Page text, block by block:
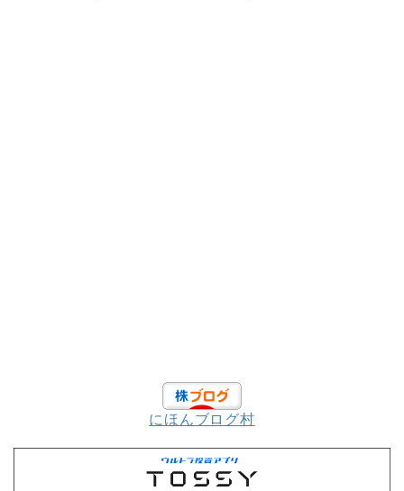
にほんブログ村